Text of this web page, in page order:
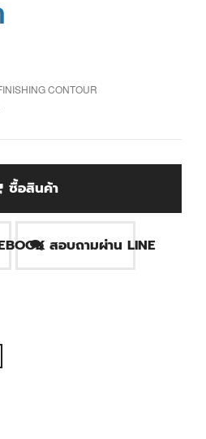
CONTOUR
ซื้อสินค้า
สอบถามผ่าน LINE